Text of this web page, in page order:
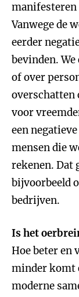
Vanwege de
eerder
bevinden.
of over
overschatten
voor
een
mensen die
rekenen. Dat
bijvoorbeeld
bedrijven.
Is het
Hoe beter en
minder komt
moderne